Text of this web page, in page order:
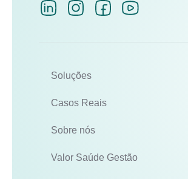
Soluções
Casos Reais
Sobre nós
Valor Saúde Gestão